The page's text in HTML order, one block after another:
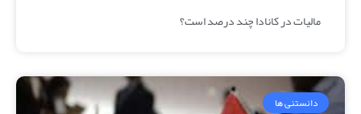
مالیات در کانادا چند درصد است؟
دانستنی ها